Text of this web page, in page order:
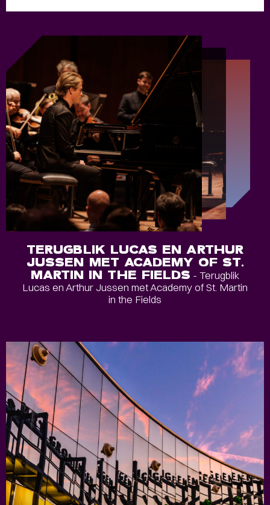
TERUGBLIK LUCAS EN ARTHUR
JUSSEN MET ACADEMY OF ST.
MARTIN IN THE FIELDS - Terugblik
Lucas en Arthur Jussen met Academy of St. Martin
in the Fields